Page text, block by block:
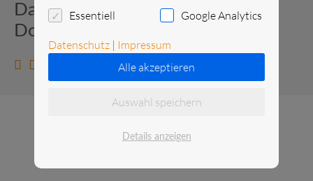
Datenblatt und zusätzliche
Dokumente
Datenblatt anzeigen
Essentiell Google Analytics
Datenschutz | Impressum
Alle akzeptieren
Auswahl speichern
Details anzeigen